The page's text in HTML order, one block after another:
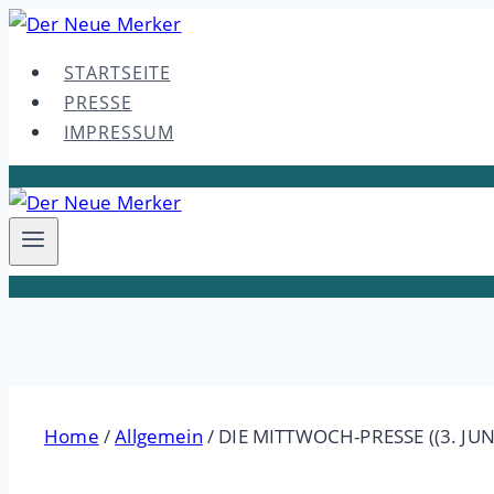
Skip
contentSTARTSEITE
PRESSE
IMPRESSUM
Home /Allgemein / DIE MITTWOCH-PRESSE ((3.